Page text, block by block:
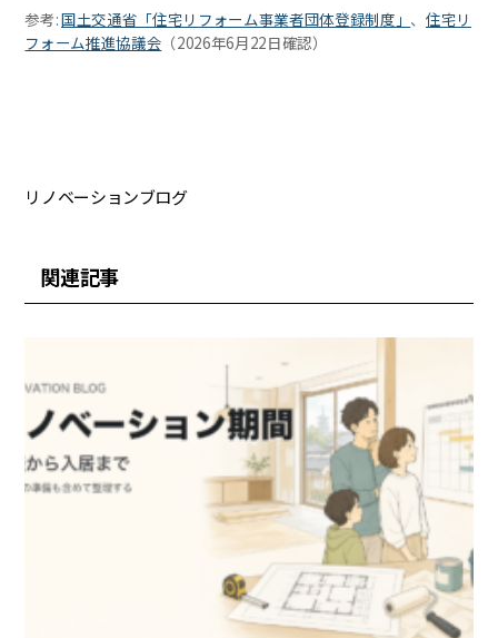
参考:国土交通省「住宅リフォーム事業者団体登録制度」 、 住宅リ
フォーム推進協議会 （2026年6月22日確認）
リノベーションブログ
関連記事